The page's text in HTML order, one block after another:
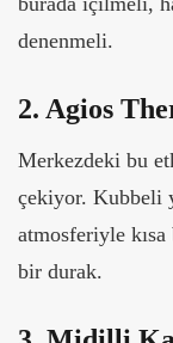
denenmeli.
2. Agios
Merkezdeki bu
çekiyor. Kubbeli
atmosferiyle
bir durak.